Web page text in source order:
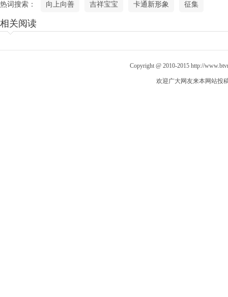
热词搜索： 向上向善 吉祥宝宝 卡通新形象 征集
相关阅读
Copyright @ 2010-2015 http://
欢迎广大网友来本网站投